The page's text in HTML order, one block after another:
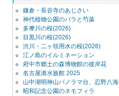
鎌倉・長谷寺のあじさい
神代植物公園のバラと芍薬
多摩川の桜(2026)
目黒川の桜(2026)
渋川・二ヶ領用水の桜(2026)
江ノ島のイルミネーション
府中市郷土の森博物館の彼岸花
名古屋港水族館 2025
山中湖明神山パノラマ台、忍野八海
昭和記念公園のネモフィラ